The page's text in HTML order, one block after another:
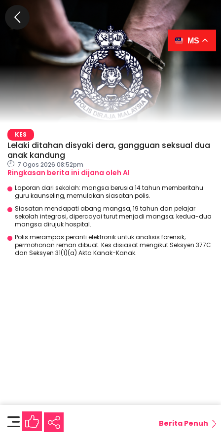
KES
Lelaki ditahan disyaki dera, gangguan seksual dua
anak kandung
7 Ogos 2026 08:52pm
Ringkasan berita ini dijana oleh AI
Laporan dari sekolah: mangsa berusia 14 tahun memberitahu
guru kaunseling, memulakan siasatan polis.
Siasatan mendapati abang mangsa, 19 tahun dan pelajar
sekolah integrasi, dipercayai turut menjadi mangsa; kedua-dua
mangsa dirujuk hospital.
Polis merampas peranti elektronik untuk analisis forensik;
permohonan reman dibuat. Kes disiasat mengikut Seksyen 377C
dan Seksyen 31(1)(a) Akta Kanak-Kanak.
Berita Penuh
MS